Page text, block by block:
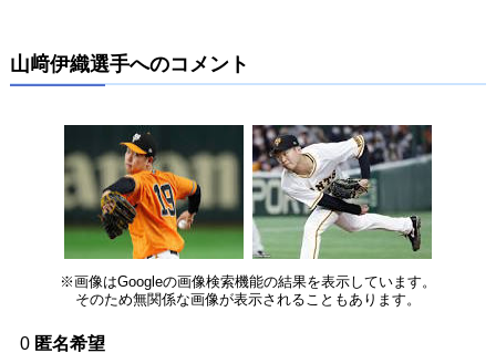
山﨑伊織選手へのコメント
※画像はGoogleの画像検索機能の結果を表示しています。
そのため無関係な画像が表示されることもあります。
0 匿名希望